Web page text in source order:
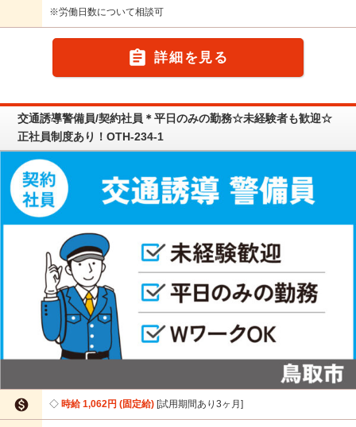
※労働日数について相談可
 詳細を見る
交通誘導警備員/契約社員＊平日のみの勤務☆未経験者も歓迎☆
正社員制度あり！OTH-234-1
 時給 1,062円 (固定給) 試用期間あり3ヶ月